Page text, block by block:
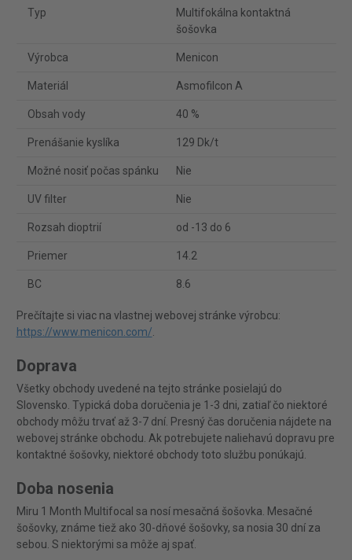
Typ
Multifokálna kontaktná
šošovka
Výrobca Menicon
Materiál Asmofilcon A
Obsah vody 40 %
Prenášanie kyslíka 129 Dk/t
Možné nosiť počas spánku Nie
UV filter Nie
Rozsah dioptrií od -13 do 6
Priemer 14.2
BC 8.6
Prečítajte si viac na vlastnej webovej stránke výrobcu:
https://www.menicon.com/.
Doprava
Všetky obchody uvedené na tejto stránke posielajú do
Slovensko. Typická doba doručenia je 1-3 dni, zatiaľ čo niektoré
obchody môžu trvať až 3-7 dní. Presný čas doručenia nájdete na
webovej stránke obchodu. Ak potrebujete naliehavú dopravu pre
kontaktné šošovky, niektoré obchody toto službu ponúkajú.
Doba nosenia
Miru 1 Month Multifocal sa nosí mesačná šošovka. Mesačné
šošovky, známe tiež ako 30-dňové šošovky, sa nosia 30 dní za
sebou. S niektorými sa môže aj spať.